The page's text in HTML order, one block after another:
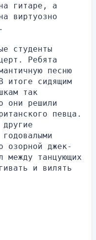
гитаре, а
виртуозно
студенты
Ребята
песню
сидящим
так
они решили
певца.
озорной джек-
между танцующих
и вилять